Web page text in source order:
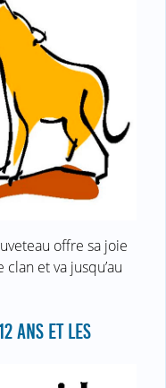
offre sa joie
et va jusqu’au
ANS ET LES